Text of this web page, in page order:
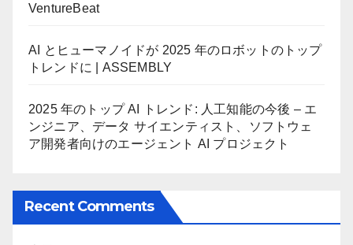
VentureBeat
AI とヒューマノイドが 2025 年のロボットのトップ
トレンドに | ASSEMBLY
2025 年のトップ AI トレンド: 人工知能の今後 – エ
ンジニア、データ サイエンティスト、ソフトウェ
ア開発者向けのエージェント AI プロジェクト
Recent Comments